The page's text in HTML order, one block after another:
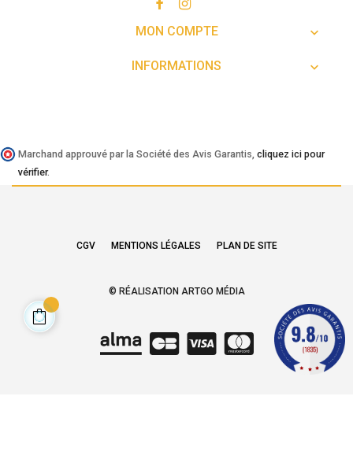
MON COMPTE 
INFORMATIONS 
Marchand approuvé par la Société des Avis Garantis, cliquez ici pour
vérifier.
CGV MENTIONS LÉGALES PLAN DE SITE
© RÉALISATION ARTGO MÉDIA